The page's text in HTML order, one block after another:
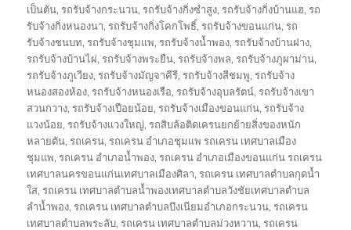
เป็นตัน,รถรับจ้างกระนวน,รถรับจ้างกิ่งซำสูง,รถรับจ้างกิ่งบ้านแฮ,รถ
รับจ้างกิ่งหนองนา,รถรับจ้างกิ่งโคกโพธิ์,รถรับจ้างขอนแก่น,รถ
รับจ้างชนบท,รถรับจ้างชุมแพ,รถรับจ้างน้ำพอง,รถรับจ้างบ้านฝาง,
รถรับจ้างบ้านไผ่,รถรับจ้างพระยืน,รถรับจ้างพล,รถรับจ้างภูผาม่าน,
รถรับจ้างภูเวียง,รถรับจ้างมัญจาคีรี,รถรับจ้างสีชมพู,รถรับจ้าง
หนองสองห้อง,รถรับจ้างหนองเรือ,รถรับจ้างอุบลรัตน์,รถรับจ้างเขา
สวนกวาง,รถรับจ้างเปือยน้อย,รถรับจ้างเมืองขอนแก่น,รถรับจ้าง
แวงน้อย,รถรับจ้างแวงใหญ่,รถสิบล้อติดเครนยกย้ายสิ่งของหนัก
หลายตัน,รถเครน,รถเครน อำเภอชุมแพ รถเครน เทศบาลเมือง
ชุมแพ,รถเครน อำเภอน้ำพอง,รถเครน อำเภอเมืองขอนแก่น รถเครน
เทศบาลนครขอนแก่นเทศบาลเมืองศิลา,รถเครน เทศบาลตำบลกุดน้ำ
ใส,รถเครน เทศบาลตำบลน้ำพองเทศบาลตำบลวังชัยเทศบาลตำบล
ลำน้ำพอง,รถเครน เทศบาลตำบลบึงเนียมอำเภอกระนวน,รถเครน
เทศบาลตำบลพระลับ,รถเครน เทศบาลตำบลม่วงหวาน,รถเครน